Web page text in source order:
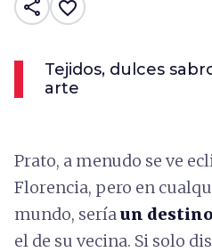
share favorite_border
Tejidos, dulces
arte
Prato, a menudo se ve
Florencia, pero en
mundo, seríaun
el de su vecina. Si solo